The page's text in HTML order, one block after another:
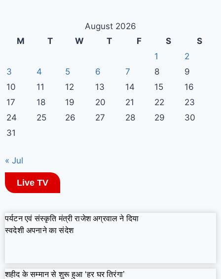
August 2026
M
T W T F S
S
1
2
3
4 5 6 7 8
9
10
11 12 13 14 15
16
17
18 19 20 21 22
23
24
25 26 27 28 29
30
31
« Jul
Live TV
पर्यटन एवं संस्कृति मंत्री राजेश अग्रवाल ने दिया
स्वदेशी अपनाने का संदेश
शहीद के सम्मान से शुरू हुआ ‘हर घर तिरंगा’